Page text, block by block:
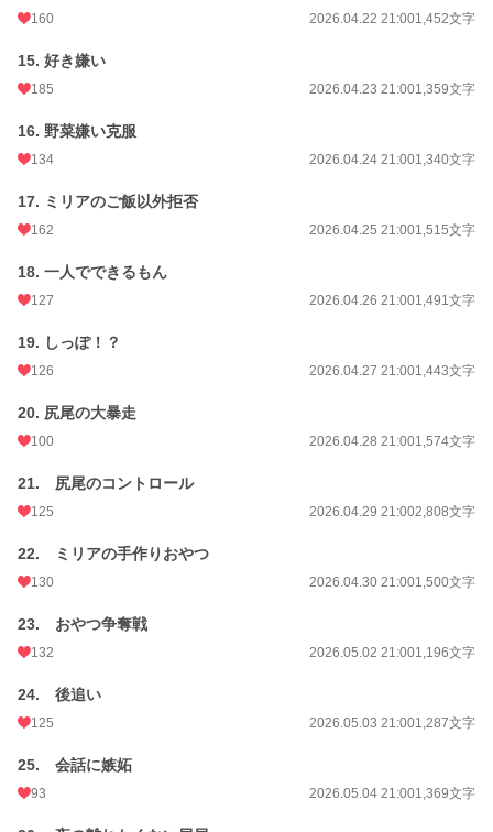
160 2026.04.22 21:001,452文字
15. 好き嫌い
185 2026.04.23 21:001,359文字
16. 野菜嫌い克服
134 2026.04.24 21:001,340文字
17. ミリアのご飯以外拒否
162 2026.04.25 21:001,515文字
18. 一人でできるもん
127 2026.04.26 21:001,491文字
19. しっぽ！？
126 2026.04.27 21:001,443文字
20. 尻尾の大暴走
100 2026.04.28 21:001,574文字
21. 尻尾のコントロール
125 2026.04.29 21:002,808文字
22. ミリアの手作りおやつ
130 2026.04.30 21:001,500文字
23. おやつ争奪戦
132 2026.05.02 21:001,196文字
24. 後追い
125 2026.05.03 21:001,287文字
25. 会話に嫉妬
93 2026.05.04 21:001,369文字